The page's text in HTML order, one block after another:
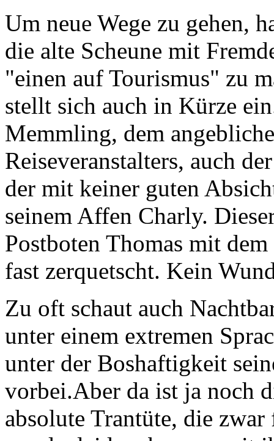
Um neue Wege zu gehen,
die alte Scheune mit
"einen auf Tourismus" zu
stellt sich auch in Kürze
Memmling, dem
Reiseveranstalters, auch
der mit keiner guten
seinem Affen Charly.
Postboten Thomas mit
fast zerquetscht. Kein
Zu oft schaut auch
unter einem extremen
unter der Boshaftigkeit
vorbei.Aber da ist ja noch
absolute Trantüte, die